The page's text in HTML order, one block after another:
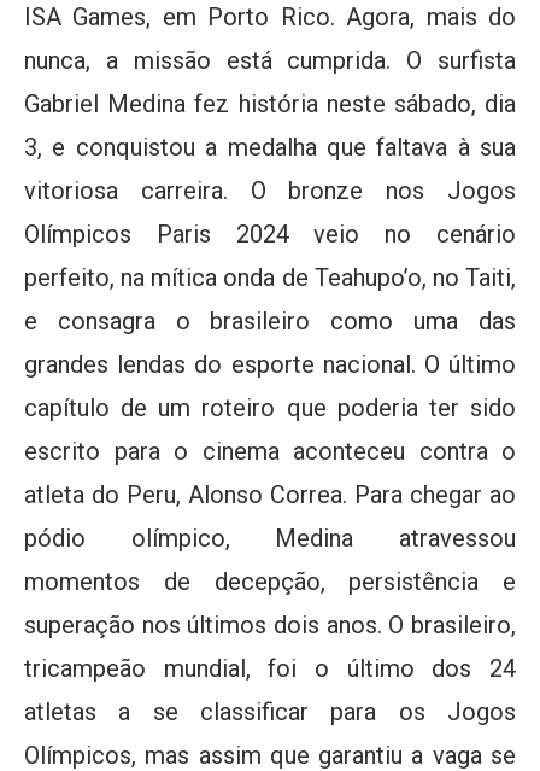
ISA Games, em Porto Rico. Agora, mais do
nunca, a missão está cumprida. O surfista
Gabriel Medina fez história neste sábado, dia
3, e conquistou a medalha que faltava à sua
vitoriosa carreira. O bronze nos Jogos
Olímpicos Paris 2024 veio no cenário
perfeito, na mítica onda de Teahupo’o, no Taiti,
e consagra o brasileiro como uma das
grandes lendas do esporte nacional. O último
capítulo de um roteiro que poderia ter sido
escrito para o cinema aconteceu contra o
atleta do Peru, Alonso Correa. Para chegar ao
pódio olímpico, Medina atravessou
momentos de decepção, persistência e
superação nos últimos dois anos. O brasileiro,
tricampeão mundial, foi o último dos 24
atletas a se classificar para os Jogos
Olímpicos, mas assim que garantiu a vaga se